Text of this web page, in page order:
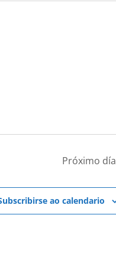
Próximo día
ao calendario